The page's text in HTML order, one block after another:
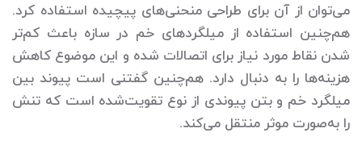
می‌توان از آن برای طراحی منحنی‌های پیچیده استفاده کرد.
هم‌چنین استفاده از میلگردهای خم در سازه باعث کم‌تر
شدن نقاط مورد نیاز برای اتصالات شده و این موضوع کاهش
هزینه‌ها را به دنبال دارد. هم‌چنین گفتنی است پیوند بین
میلگرد خم و بتن پیوندی از نوع تقویت‌شده است که تنش
را به‌صورت موثر منتقل می‌کند.